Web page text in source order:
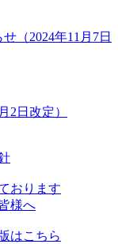
（2024年11月7日
2日改定）
おります
様へ
はこちら